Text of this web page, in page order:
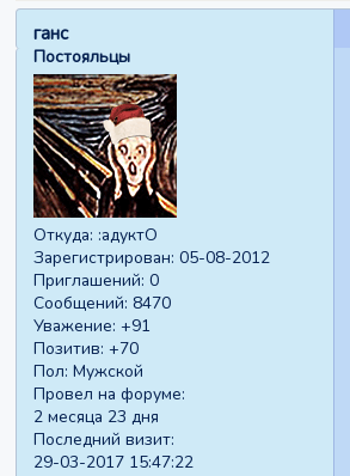
ганс
Постояльцы
Откуда: :адуктО
Зарегистрирован: 05-08-2012
Приглашений: 0
Сообщений: 8470
Уважение: +91
Позитив: +70
Пол: Мужской
Провел на форуме:
2 месяца 23 дня
Последний визит:
29-03-2017 15:47:22